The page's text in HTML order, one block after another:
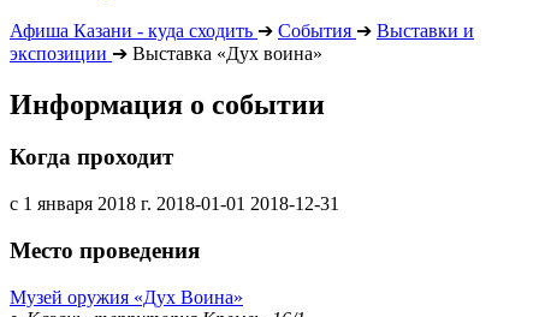
Афиша Казани - куда сходить ➔ События ➔ Выставки и
экспозиции ➔ Выставка «Дух воина»
Информация о событии
Когда проходит
с 1 января 2018 г. 2018-01-01 2018-12-31
Место проведения
Музей оружия «Дух Воина»